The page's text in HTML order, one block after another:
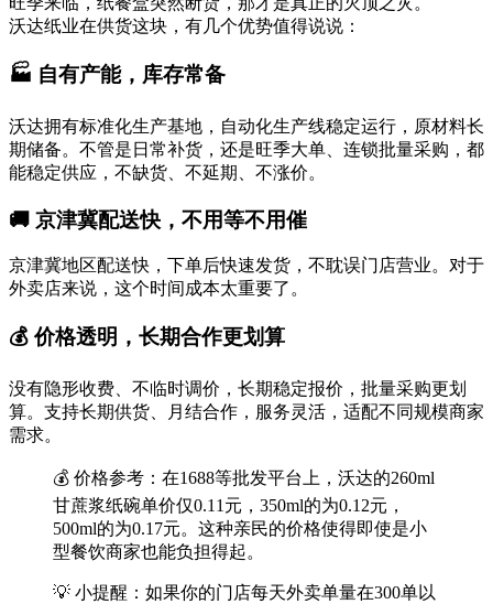
沃达纸业在供货这块，有几个优势值得说说：
🏭 自有产能，库存常备
沃达拥有标准化生产基地，自动化生产线稳定运行，原材料长
期储备。不管是日常补货，还是旺季大单、连锁批量采购，都
能稳定供应，不缺货、不延期、不涨价。
🚚 京津冀配送快，不用等不用催
京津冀地区配送快，下单后快速发货，不耽误门店营业。对于
外卖店来说，这个时间成本太重要了。
💰 价格透明，长期合作更划算
没有隐形收费、不临时调价，长期稳定报价，批量采购更划
算。支持长期供货、月结合作，服务灵活，适配不同规模商家
需求。
💰 价格参考：在1688等批发平台上，沃达的260ml
甘蔗浆纸碗单价仅0.11元，350ml的为0.12元，
500ml的为0.17元。这种亲民的价格使得即使是小
型餐饮商家也能负担得起。
💡 小提醒：如果你的门店每天外卖单量在300单以